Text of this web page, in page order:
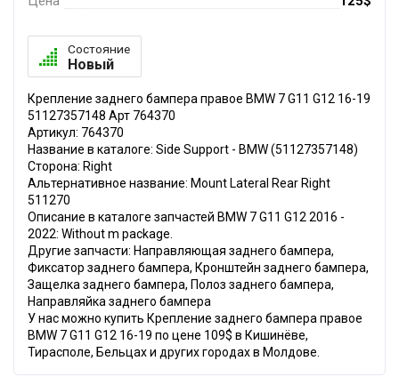
Состояние
Новый
Крепление заднего бампера правое BMW 7 G11 G12 16-19
51127357148 Арт 764370
Артикул: 764370
Название в каталоге: Side Support - BMW (51127357148)
Сторона: Right
Альтернативное название: Mount Lateral Rear Right
511270
Описание в каталоге запчастей BMW 7 G11 G12 2016 -
2022: Without m package.
Другие запчасти: Направляющая заднего бампера,
Фиксатор заднего бампера, Кронштейн заднего бампера,
Защелка заднего бампера, Полоз заднего бампера,
Направляйка заднего бампера
У нас можно купить Крепление заднего бампера правое
BMW 7 G11 G12 16-19 по цене 109$ в Кишинёве,
Тирасполе, Бельцах и других городах в Молдове.